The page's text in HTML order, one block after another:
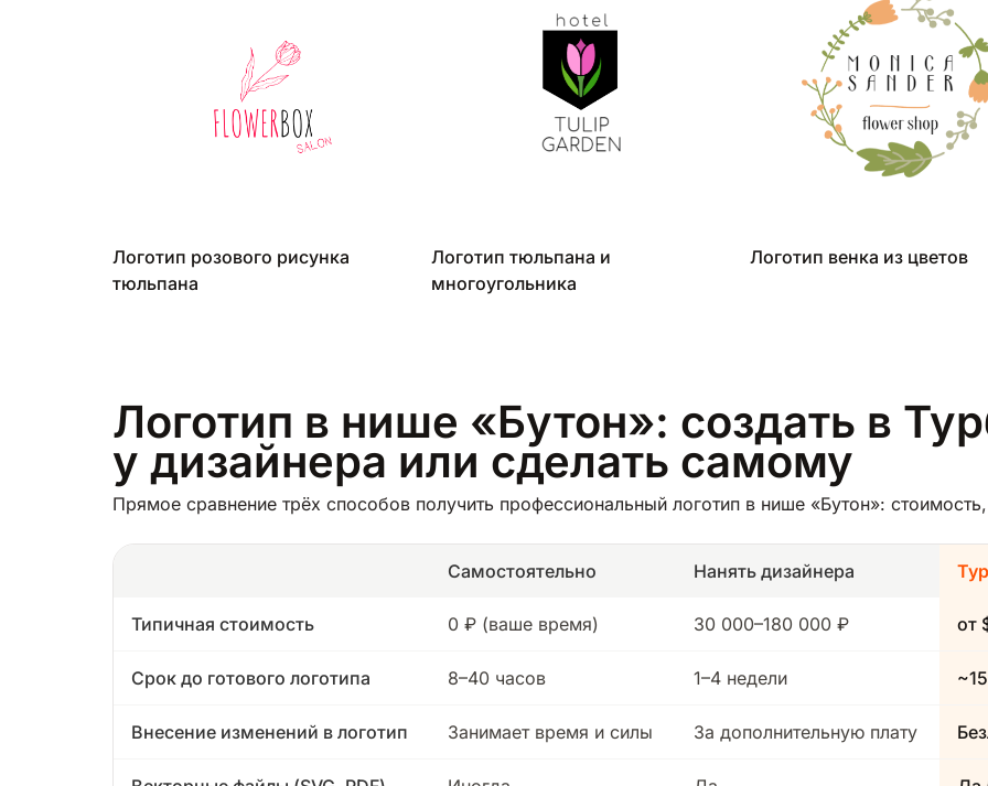
Логотип розового рисунка
тюльпана
Логотип тюльпана и
многоугольника
Логотип венка из цветов
Логотип в нише «Бутон»: создать в
у дизайнера или сделать самому
Прямое сравнение трёх способов получить профессиональный логотип в нише «Бутон»:
Самостоятельно Нанять дизайнера
Типичная стоимость 0 ₽ (ваше время) 30 000–180 000 ₽ от
Срок до готового логотипа 8–40 часов 1–4 недели
Внесение изменений в логотип Занимает время и силы За дополнительную плату